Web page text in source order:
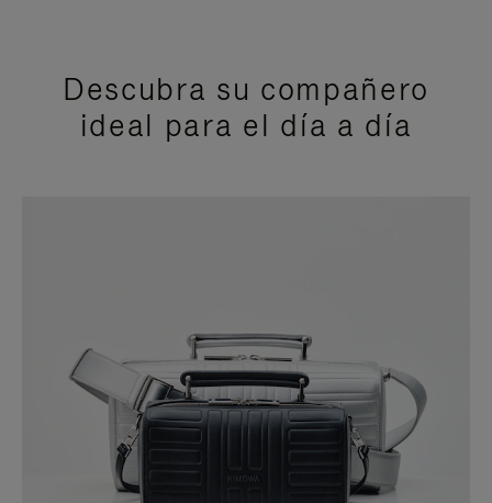
Descubra su compañero
ideal para el día a día